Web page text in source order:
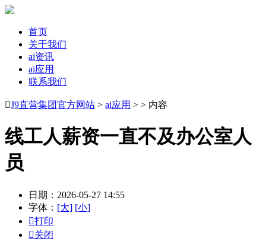
首页
关于我们
ai资讯
ai应用
联系我们
J9直营集团官方网站 > ai应用 > > 内容
线工人薪资一直不及办公室人
员
日期：2026-05-27 14:55
字体： [大] [小]
打印
关闭